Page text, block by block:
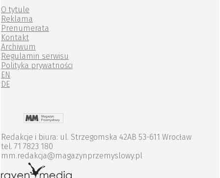
O tytule
Reklama
Prenumerata
Kontakt
Archiwum
Regulamin serwisu
Polityka prywatności
EN
DE
Redakcje i biura: ul. Strzegomska 42AB 53-611 Wrocław
tel. 71 7823 180
mm.redakcja@magazynprzemyslowy.pl